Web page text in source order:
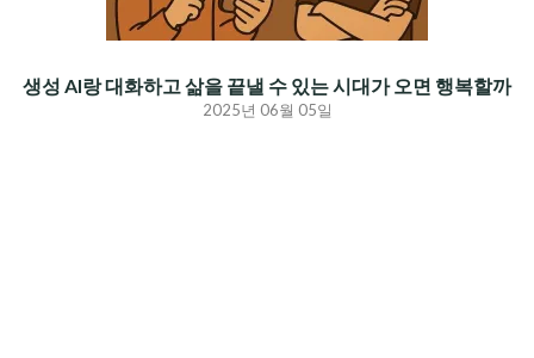
생성 AI랑 대화하고 삶을 끝낼 수 있는 시대가 오면 행복할까
2025년 06월 05일